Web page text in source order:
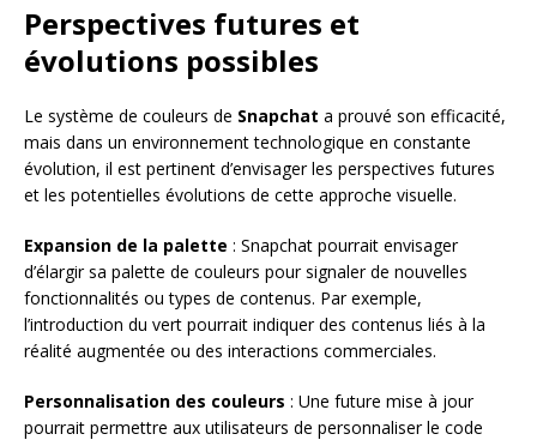
Perspectives futures et
évolutions possibles
Le système de couleurs de Snapchat a prouvé son efficacité,
mais dans un environnement technologique en constante
évolution, il est pertinent d’envisager les perspectives futures
et les potentielles évolutions de cette approche visuelle.
Expansion de la palette : Snapchat pourrait envisager
d’élargir sa palette de couleurs pour signaler de nouvelles
fonctionnalités ou types de contenus. Par exemple,
l’introduction du vert pourrait indiquer des contenus liés à la
réalité augmentée ou des interactions commerciales.
Personnalisation des couleurs : Une future mise à jour
pourrait permettre aux utilisateurs de personnaliser le code